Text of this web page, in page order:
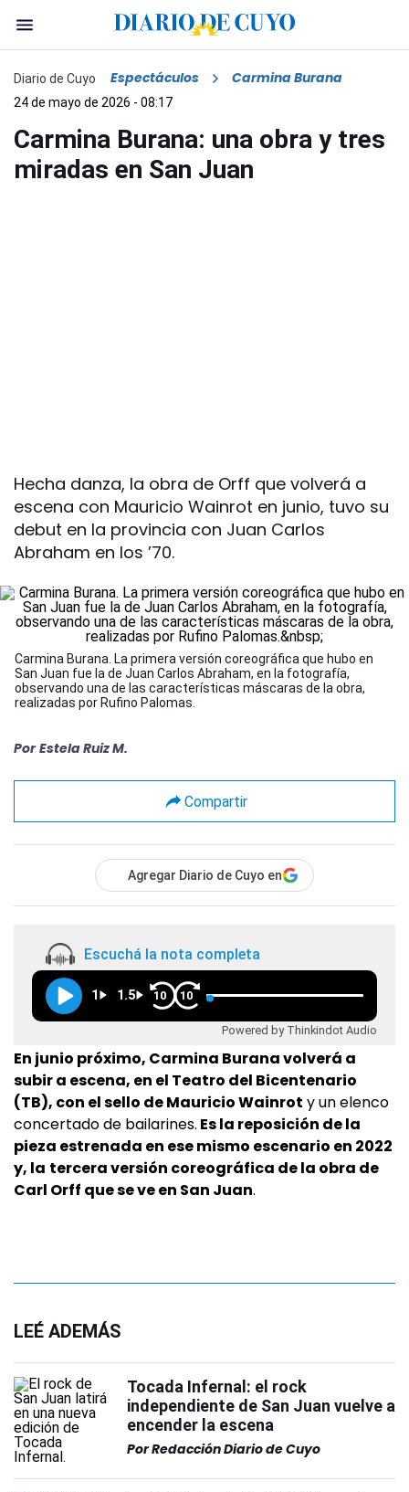
Diario de Cuyo Espectáculos Carmina Burana
24 de mayo de 2026 - 08:17
Carmina Burana: una obra y tres
miradas en San Juan
Hecha danza, la obra de Orff que volverá a
escena con Mauricio Wainrot en junio, tuvo su
debut en la provincia con Juan Carlos
Abraham en los ’70.
Carmina Burana. La primera versión coreográfica que hubo en
San Juan fue la de Juan Carlos Abraham, en la fotografía,
observando una de las características máscaras de la obra,
realizadas por Rufino Palomas.
Por Estela Ruiz M.
Compartir
Agregar Diario de Cuyo en
Escuchá la nota completa
1 1.5 10 10
Powered by Thinkindot Audio
En junio próximo, Carmina Burana volverá a
subir a escena, en el Teatro del Bicentenario
(TB), con el sello de Mauricio Wainrot y un elenco
concertado de bailarines. Es la reposición de la
pieza estrenada en ese mismo escenario en 2022
y, la tercera versión coreográfica de la obra de
Carl Orff que se ve en San Juan.
LEÉ ADEMÁS
Tocada Infernal: el rock
independiente de San Juan vuelve a
encender la escena
PorRedacción Diario de Cuyo